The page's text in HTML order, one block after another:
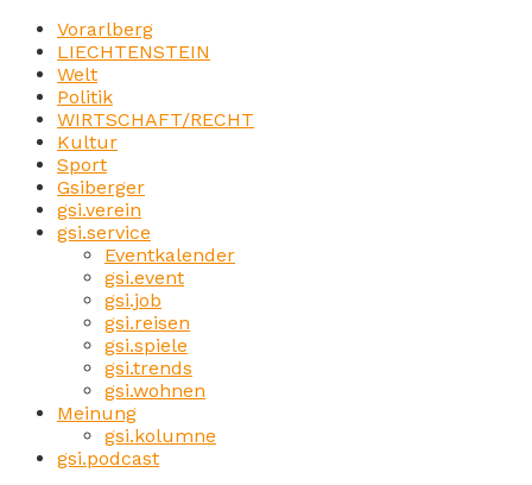
Vorarlberg
LIECHTENSTEIN
Welt
Politik
WIRTSCHAFT/RECHT
Kultur
Sport
Gsiberger
gsi.verein
gsi.service
Eventkalender
gsi.event
gsi.job
gsi.reisen
gsi.spiele
gsi.trends
gsi.wohnen
Meinung
gsi.kolumne
gsi.podcast